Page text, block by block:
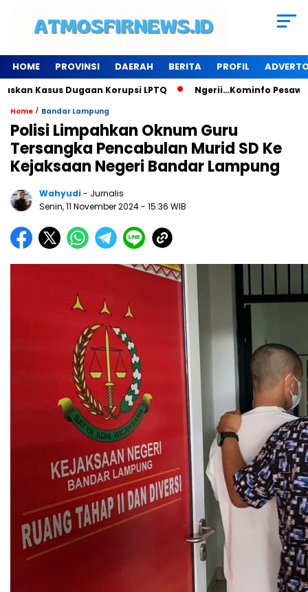
HOME PROVINSI DAERAH BERITA PROFIL
Kasus Dugaan Korupsi LPTQ Ngerii…Kominfo Pesawaran
Home / Bandar Lampung
Polisi Limpahkan Oknum Guru
Tersangka Pencabulan Murid SD Ke
Kejaksaan Negeri Bandar Lampung
Wahyudi- Jurnalis
Senin, 11 November 2024- 15:36 WIB